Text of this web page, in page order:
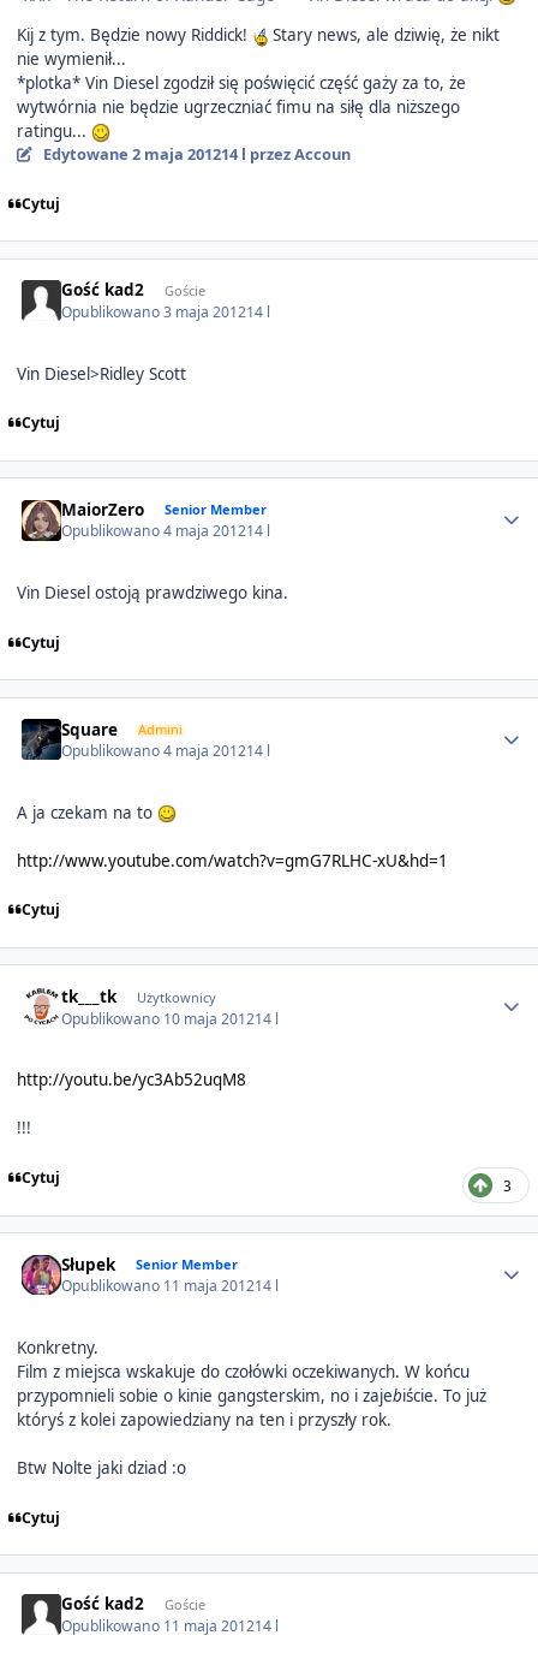
Kij z tym. Będzie nowy Riddick!
Stary news, ale dziwię, że nikt
nie wymienił...
*plotka* Vin Diesel zgodził się poświęcić część gaży za to, że
wytwórnia nie będzie ugrzeczniać fimu na siłę dla niższego
ratingu...
Edytowane 2 maja 201214 l przez Accoun
Cytuj
Gość kad2 Goście
Opublikowano3 maja 201214 l
Vin Diesel>Ridley Scott
Cytuj
MaiorZero Senior Member
Opublikowano4 maja 201214 l
Vin Diesel ostoją prawdziwego kina.
Cytuj
Square Admini
Opublikowano4 maja 201214 l
A ja czekam na to
http://www.youtube.com/watch?v=gmG7RLHC-xU&hd=1
Cytuj
tk___tk Użytkownicy
Opublikowano 10 maja 201214 l
http://youtu.be/yc3Ab52uqM8
!!!
Cytuj 3
Słupek Senior Member
Opublikowano 11 maja 201214 l
Konkretny.
Film z miejsca wskakuje do czołówki oczekiwanych. W końcu
przypomnieli sobie o kinie gangsterskim, no i zajebiście. To już
któryś z kolei zapowiedziany na ten i przyszły rok.
Btw Nolte jaki dziad :o
Cytuj
Gość kad2 Goście
Opublikowano 11 maja 201214 l